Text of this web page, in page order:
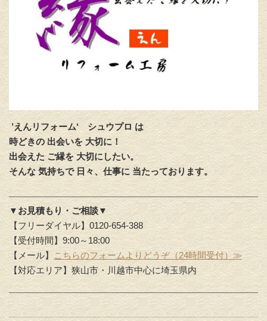
’えんリフォーム‘ シュウプロ は
時どきの 出会いを 大切に！
出会えた ご縁を 大切にしたい。
そんな 気持ちで 日々、仕事に 当たっております。
▼お見積もり・ご相談▼
【フリーダイヤル】0120-654-388
【受付時間】9:00～18:00
【メール】
こちらのフォームよりどうぞ（24時間受付）≫
【対応エリア】狭山市・川越市中心に埼玉県内